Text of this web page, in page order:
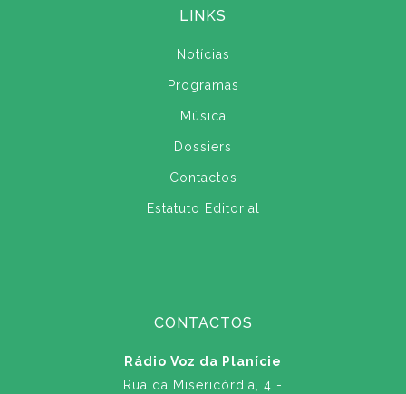
LINKS
Notícias
Programas
Música
Dossiers
Contactos
Estatuto Editorial
CONTACTOS
Rádio Voz da Planície
Rua da Misericórdia, 4 -